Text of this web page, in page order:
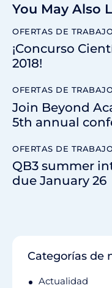
You May Also
OFERTAS DE
¡Concurso
2018!
OFERTAS DE
Join Beyond
5th annual
OFERTAS DE
QB3 summer
due January 26
Categorías de
Actualidad